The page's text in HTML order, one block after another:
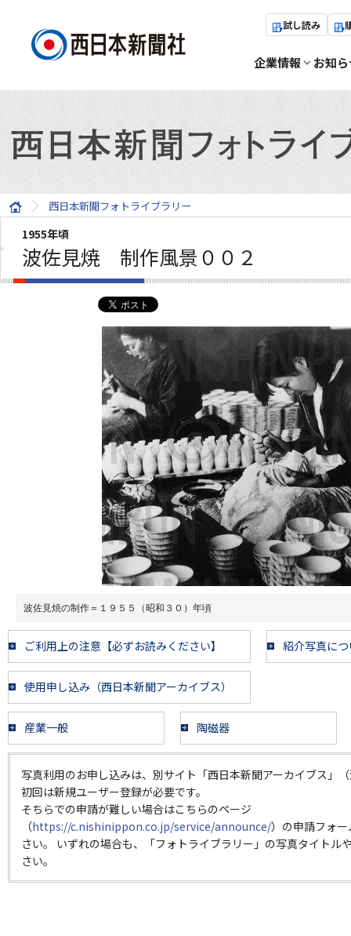
試し読み
企業情報 お知
西日本新聞フォトライブラリー
1955年頃
波佐見焼 制作風景００２
波佐見焼の制作＝１９５５（昭和３０）年頃
ご利用上の注意【必ずお読みください】 紹介写真に
使用申し込み（西日本新聞アーカイブス）
産業一般 陶磁器
写真利用のお申し込みは、別サイト「西日本新聞アーカイブス」
初回は新規ユーザー登録が必要です。
そちらでの申請が難しい場合はこちらのページ
（https://c.nishinippon.co.jp/service/announce/）の申請フォ
さい。 いずれの場合も、「フォトライブラリー」の写真タイトル
さい。